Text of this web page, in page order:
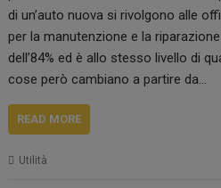
di un’auto nuova si rivolgono alle
per la manutenzione e la
dell’84% ed è allo stesso livello di
cose però cambiano a partire da…
READ MORE
Utilità